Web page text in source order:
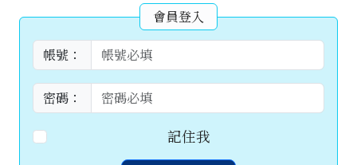
會員登入
帳號：
密碼：
記住我